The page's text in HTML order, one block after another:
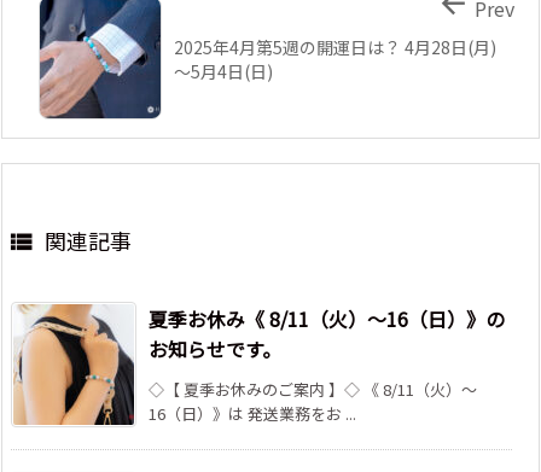
2025年4月第5週の開運日は？ 4月28日(月)
～5月4日(日)
Prev
 関連記事
夏季お休み《 8/11（火）～16（日）》の
お知らせです。
◇【 夏季お休みのご案内 】◇ 《 8/11（火）～
16（日）》は 発送業務をお ...